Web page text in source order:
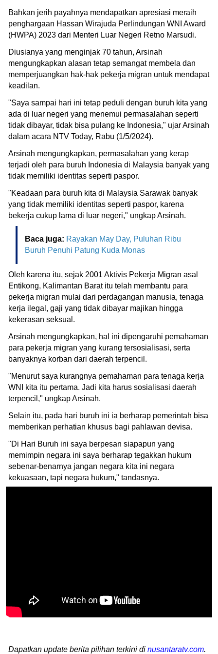
Bahkan jerih payahnya mendapatkan apresiasi meraih
penghargaan Hassan Wirajuda Perlindungan WNI Award
(HWPA) 2023 dari Menteri Luar Negeri Retno Marsudi.
Diusianya yang menginjak 70 tahun, Arsinah
mengungkapkan alasan tetap semangat membela dan
memperjuangkan hak-hak pekerja migran untuk mendapat
keadilan.
"Saya sampai hari ini tetap peduli dengan buruh kita yang
ada di luar negeri yang menemui permasalahan seperti
tidak dibayar, tidak bisa pulang ke Indonesia," ujar Arsinah
dalam acara NTV Today, Rabu (1/5/2024).
Arsinah mengungkapkan, permasalahan yang kerap
terjadi oleh para buruh Indonesia di Malaysia banyak yang
tidak memiliki identitas seperti paspor.
"Keadaan para buruh kita di Malaysia Sarawak banyak
yang tidak memiliki identitas seperti paspor, karena
bekerja cukup lama di luar negeri," ungkap Arsinah.
Baca juga: Rayakan May Day, Puluhan Ribu
Buruh Penuhi Patung Kuda Monas
Oleh karena itu, sejak 2001 Aktivis Pekerja Migran asal
Entikong, Kalimantan Barat itu telah membantu para
pekerja migran mulai dari perdagangan manusia, tenaga
kerja ilegal, gaji yang tidak dibayar majikan hingga
kekerasan seksual.
Arsinah mengungkapkan, hal ini dipengaruhi pemahaman
para pekerja migran yang kurang tersosialisasi, serta
banyaknya korban dari daerah terpencil.
"Menurut saya kurangnya pemahaman para tenaga kerja
WNI kita itu pertama. Jadi kita harus sosialisasi daerah
terpencil," ungkap Arsinah.
Selain itu, pada hari buruh ini ia berharap pemerintah bisa
memberikan perhatian khusus bagi pahlawan devisa.
"Di Hari Buruh ini saya berpesan siapapun yang
memimpin negara ini saya berharap tegakkan hukum
sebenar-benarnya jangan negara kita ini negara
kekuasaan, tapi negara hukum," tandasnya.
Dapatkan update berita pilihan terkini di nusantaratv.com.